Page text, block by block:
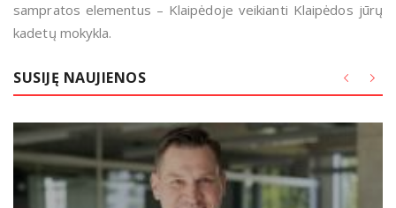
sampratos elementus – Klaipėdoje veikianti Klaipėdos jūrų
kadetų mokykla.
SUSIJĘ NAUJIENOS